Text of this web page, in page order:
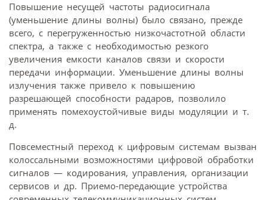
Повышение несущей частоты радиосигнала
(уменьшение длины волны) было связано, прежде
всего, с перегруженностью низкочастотной области
спектра, а также с необходимостью резкого
увеличения емкости каналов связи и скорости
передачи информации. Уменьшение длины волны
излучения также привело к повышению
разрешающей способности радаров, позволило
применять помехоустойчивые виды модуляции и т.
д.
Повсеместный переход к цифровым системам вызван
колоссальными возможностями цифровой обработки
сигналов — кодирования, управления, организации
сервисов и др. Приемо-передающие устройства